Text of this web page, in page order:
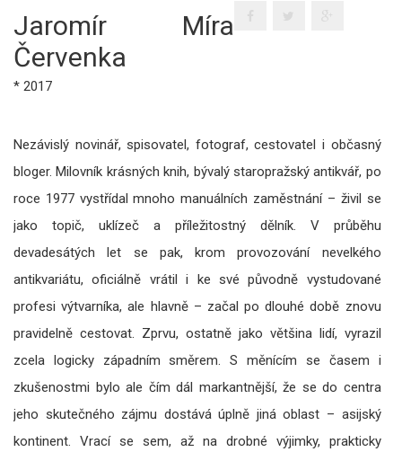
Jaromír Míra
Červenka
* 2017
Nezávislý novinář, spisovatel, fotograf, cestovatel i občasný
bloger. Milovník krásných knih, bývalý staropražský antikvář, po
roce 1977 vystřídal mnoho manuálních zaměstnání – živil se
jako topič, uklízeč a příležitostný dělník. V průběhu
devadesátých let se pak, krom provozování nevelkého
antikvariátu, oficiálně vrátil i ke své původně vystudované
profesi výtvarníka, ale hlavně – začal po dlouhé době znovu
pravidelně cestovat. Zprvu, ostatně jako většina lidí, vyrazil
zcela logicky západním směrem. S měnícím se časem i
zkušenostmi bylo ale čím dál markantnější, že se do centra
jeho skutečného zájmu dostává úplně jiná oblast – asijský
kontinent. Vrací se sem, až na drobné výjimky, prakticky